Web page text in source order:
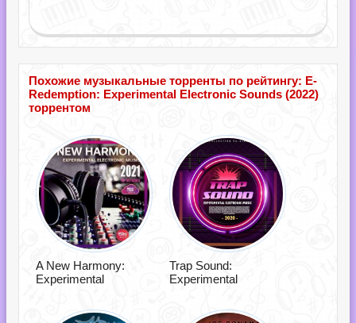
Похожие музыкальные торренты по рейтингу: E-
Redemption: Experimental Electronic Sounds (2022)
торрентом
A New Harmony:
Experimental
Trap Sound:
Experimental